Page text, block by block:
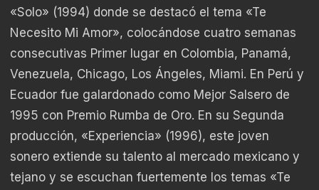
«Solo» (1994) donde se destacó el tema «Te
Necesito Mi Amor», colocándose cuatro semanas
consecutivas Primer lugar en Colombia, Panamá,
Venezuela, Chicago, Los Ángeles, Miami. En Perú y
Ecuador fue galardonado como Mejor Salsero de
1995 con Premio Rumba de Oro. En su Segunda
producción, «Experiencia» (1996), este joven
sonero extiende su talento al mercado mexicano y
tejano y se escuchan fuertemente los temas «Te